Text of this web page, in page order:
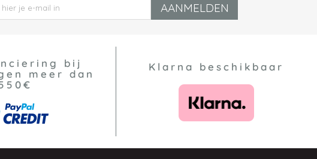
AANMELDEN
bij
meer dan
Klarna beschikbaar